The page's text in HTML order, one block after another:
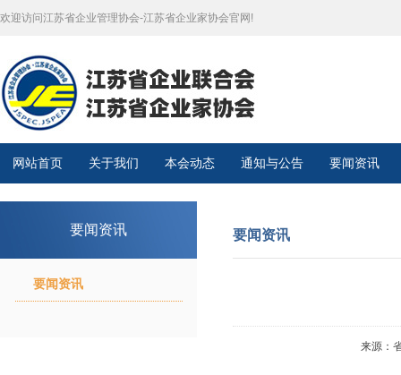
欢迎访问江苏省企业管理协会-江苏省企业家协会官网!
网站首页 关于我们 本会动态 通知与公告 要闻资讯
要闻资讯
要闻资讯
要闻资讯
来源：